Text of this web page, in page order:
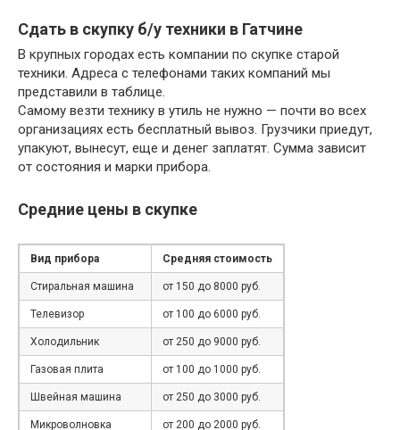
Сдать в скупку б/у техники в Гатчине
В крупных городах есть компании по скупке старой
техники. Адреса с телефонами таких компаний мы
представили в таблице.
Самому везти технику в утиль не нужно — почти во всех
организациях есть бесплатный вывоз. Грузчики приедут,
упакуют, вынесут, еще и денег заплатят. Сумма зависит
от состояния и марки прибора.
Средние цены в скупке
Вид прибора Средняя стоимость
Стиральная машина от 150 до 8000 руб.
Телевизор от 100 до 6000 руб.
Холодильник от 250 до 9000 руб.
Газовая плита от 100 до 1000 руб.
Швейная машина от 250 до 3000 руб.
Микроволновка от 200 до 2000 руб.